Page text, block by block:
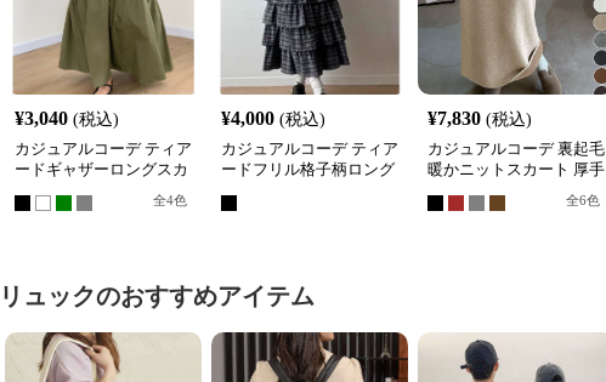
¥3,040 (税込)
カジュアルコーデ ティア
ードギャザーロングスカ
ート
全4色
¥4,000 (税込)
カジュアルコーデ ティア
ードフリル格子柄ロング
スカート
¥7,830 (税込)
カジュアルコーデ 裏起毛
暖かニットスカート 厚手
ロング丈タイトスカート
全6色